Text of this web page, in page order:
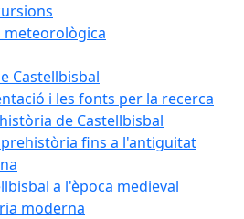
meteorològica
Castellbisbal
i les fonts per la recerca
de Castellbisbal
prehistòria fins a l'antiguitat
a l'època medieval
moderna